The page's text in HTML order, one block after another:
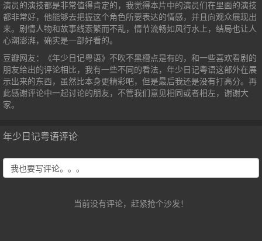
演员的演技都是非常值得肯定的，我觉得本片中的演员们在里面的演技
都非常好，他能够去把握这个角色所要表达的情感，并且向观众展现出
来。剧情人物和故事线索繁而不乱，情节流畅如风行水上，结局也让人
心潮澎湃，确实是一部好看的。
豆瓣网友：《年少日记粤语》不吹不黑槽点是有的，和一些喜欢看剧的
朋友给出的评论相比，我有一些不同的看法，年少日记粤语这部外在展
示出来的东西，虽然比本身更精彩吧，但是最后我还是没有打高分。再
此感谢评论中一起讨论的朋友，不管我们意见相同或者相左，谢谢大
家。
年少日记粤语评论
当前没有评论，赶紧抢个沙发！